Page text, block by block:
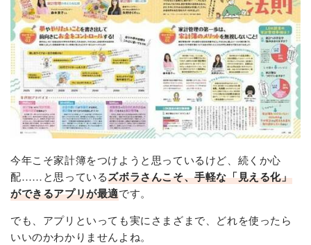
今年こそ家計簿をつけようと思っているけど、続くか心
配……と思っているズボラさんこそ、手軽な「見える化」
ができるアプリが最適です。
でも、アプリといっても実にさまざまで、どれを使ったら
いいのかわかりませんよね。